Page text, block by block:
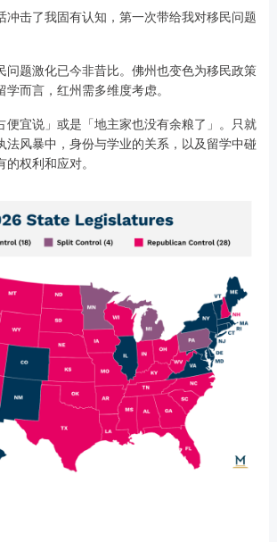
冲击了我固有认知，第一次带给我对移民问题
问题激化已今非昔比。佛州也变色为移民政策
而言，红州需多维度考虑。
便宜说」或是「地主家也没有余粮了」。只就
法风暴中，身份与学业的关系，以及留学中碰
权利和应对。